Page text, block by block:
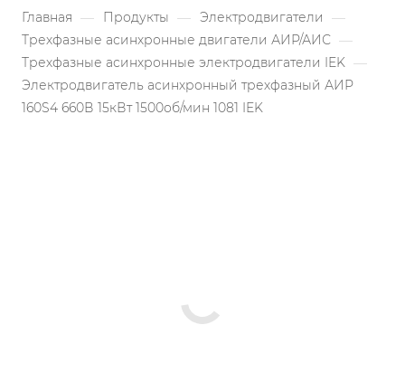
Главная — Продукты — Электродвигатели —
Трехфазные асинхронные двигатели АИР/АИС —
Трехфазные асинхронные электродвигатели IEK —
Электродвигатель асинхронный трехфазный АИР
160S4 660В 15кВт 1500об/мин 1081 IEK